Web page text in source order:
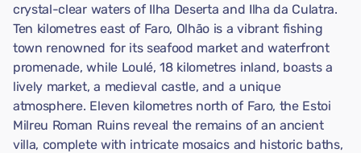
crystal-clear waters of Ilha Deserta and Ilha da Culatra.
Ten kilometres east of Faro, Olhão is a vibrant fishing
town renowned for its seafood market and waterfront
promenade, while Loulé, 18 kilometres inland, boasts a
lively market, a medieval castle, and a unique
atmosphere. Eleven kilometres north of Faro, the Estoi
Milreu Roman Ruins reveal the remains of an ancient
villa, complete with intricate mosaics and historic baths,